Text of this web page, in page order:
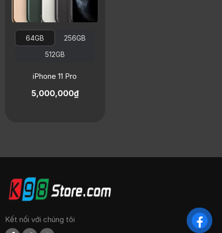
64GB
256GB
512GB
iPhone 11 Pro
5,000,000₫
Kết nối với chúng tôi